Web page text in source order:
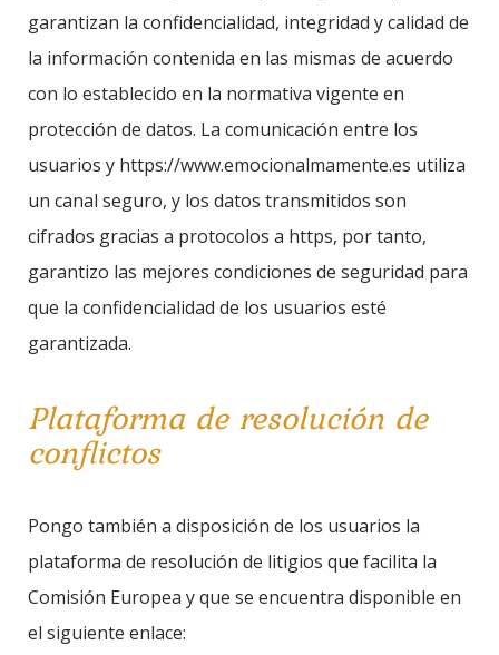
garantizan la confidencialidad, integridad y calidad de
la información contenida en las mismas de acuerdo
con lo establecido en la normativa vigente en
protección de datos. La comunicación entre los
usuarios y https://www.emocionalmamente.es utiliza
un canal seguro, y los datos transmitidos son
cifrados gracias a protocolos a https, por tanto,
garantizo las mejores condiciones de seguridad para
que la confidencialidad de los usuarios esté
garantizada.
Plataforma de resolución de
conflictos
Pongo también a disposición de los usuarios la
plataforma de resolución de litigios que facilita la
Comisión Europea y que se encuentra disponible en
el siguiente enlace: